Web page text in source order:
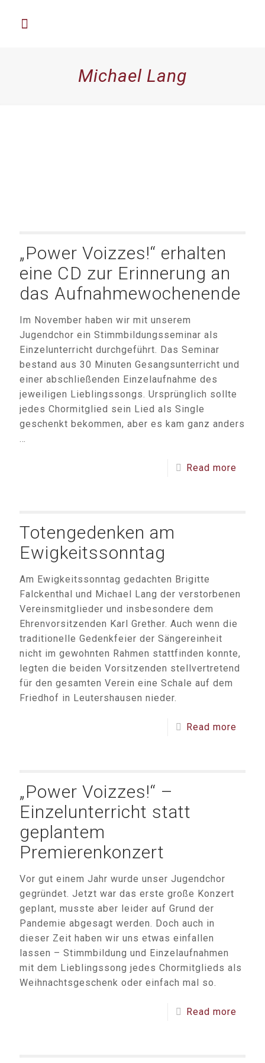
Michael Lang
„Power Voizzes!“ erhalten
eine CD zur Erinnerung an
das Aufnahmewochenende
Im November haben wir mit unserem
Jugendchor ein Stimmbildungsseminar als
Einzelunterricht durchgeführt. Das Seminar
bestand aus 30 Minuten Gesangsunterricht und
einer abschließenden Einzelaufnahme des
jeweiligen Lieblingssongs. Ursprünglich sollte
jedes Chormitglied sein Lied als Single
geschenkt bekommen, aber es kam ganz anders
…
Read more
Totengedenken am
Ewigkeitssonntag
Am Ewigkeitssonntag gedachten Brigitte
Falckenthal und Michael Lang der verstorbenen
Vereinsmitglieder und insbesondere dem
Ehrenvorsitzenden Karl Grether. Auch wenn die
traditionelle Gedenkfeier der Sängereinheit
nicht im gewohnten Rahmen stattfinden konnte,
legten die beiden Vorsitzenden stellvertretend
für den gesamten Verein eine Schale auf dem
Friedhof in Leutershausen nieder.
Read more
„Power Voizzes!“ –
Einzelunterricht statt
geplantem
Premierenkonzert
Vor gut einem Jahr wurde unser Jugendchor
gegründet. Jetzt war das erste große Konzert
geplant, musste aber leider auf Grund der
Pandemie abgesagt werden. Doch auch in
dieser Zeit haben wir uns etwas einfallen
lassen – Stimmbildung und Einzelaufnahmen
mit dem Lieblingssong jedes Chormitglieds als
Weihnachtsgeschenk oder einfach mal so.
Read more